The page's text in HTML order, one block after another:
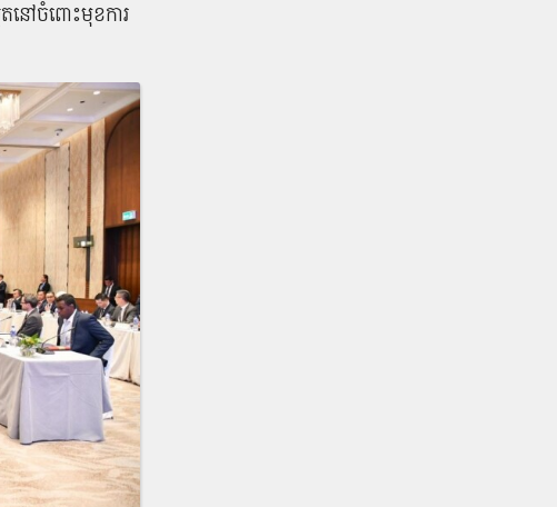
នៅចំពោះមុខការ